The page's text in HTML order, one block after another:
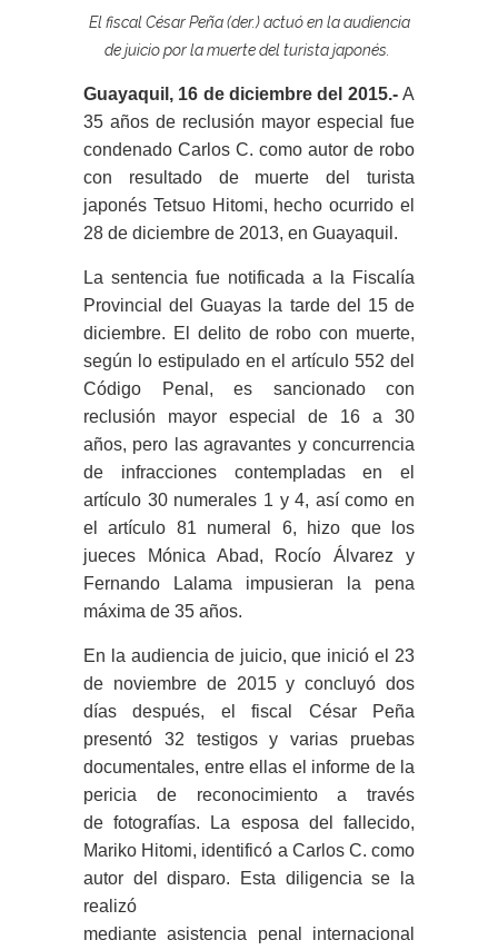
El fiscal César Peña (der.) actuó en la audiencia
de juicio por la muerte del turista japonés.
Guayaquil, 16 de diciembre del 2015.-A
35 años de reclusión mayor especial fue
condenado Carlos C. como autor de robo
con resultado de muerte del turista
japonés Tetsuo Hitomi, hecho ocurrido el
28 de diciembre de 2013, en Guayaquil.
La sentencia fue notificada a la Fiscalía
Provincial del Guayas la tarde del 15 de
diciembre. El delito de robo con muerte,
según lo estipulado en el artículo 552 del
Código Penal, es sancionado con
reclusión mayor especial de 16 a 30
años, pero las agravantes y concurrencia
de infracciones contempladas en el
artículo 30 numerales 1 y 4, así como en
el artículo 81 numeral 6, hizo que los
jueces Mónica Abad, Rocío Álvarez y
Fernando Lalama impusieran la pena
máxima de 35 años.
En la audiencia de juicio, que inició el 23
de noviembre de 2015 y concluyó dos
días después, el fiscal César Peña
presentó 32 testigos y varias pruebas
documentales, entre ellas el informe de la
pericia de reconocimiento a través
de fotografías. La esposa del fallecido,
Mariko Hitomi, identificó a Carlos C. como
autor del disparo. Esta diligencia se la
realizó
mediante asistencia penal internacional